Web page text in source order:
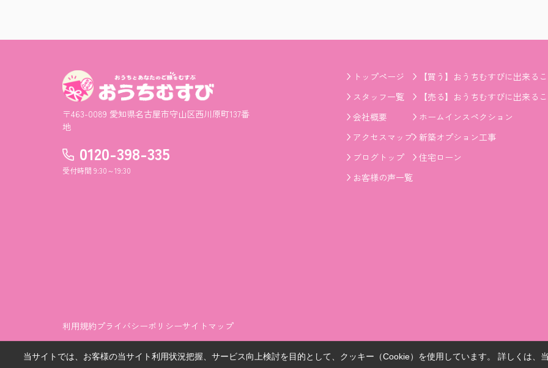
〒463-0089 愛知県名古屋市守山区西川原町137番
地
0120-398-335
受付時間 9:30～19:30
トップページ
スタッフ一覧
会社概要
アクセスマップ
ブログトップ
お客様の声一覧
【買う】おうちむすびに出来る
【売る】おうちむすびに出来る
ホームインスペクション
新築オプション工事
住宅ローン
利用規約プライバシーポリシーサイトマップ
当サイトでは、お客様の当サイト利用状況把握、サービス向上検討を目的として、クッキー（Cookie）を使用しています。 詳しくは、